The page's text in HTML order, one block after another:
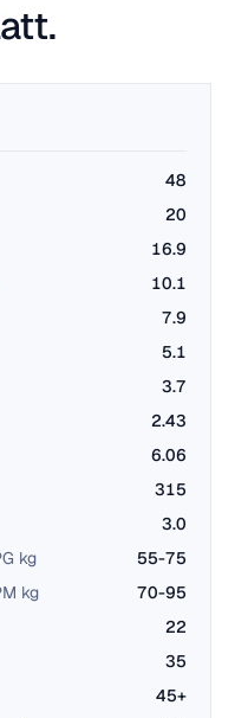
48
20
16.9
10.1
7.9
5.1
3.7
2.43
6.06
315
3.0
kg
55-75
kg
70-95
22
35
45+